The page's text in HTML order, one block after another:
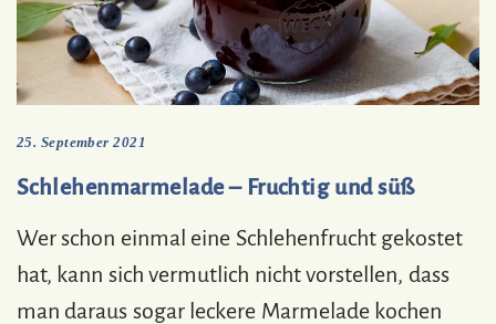
25. September 2021
Schlehenmarmelade – Fruchtig und süß
Wer schon einmal eine Schlehenfrucht gekostet
hat, kann sich vermutlich nicht vorstellen, dass
man daraus sogar leckere Marmelade kochen